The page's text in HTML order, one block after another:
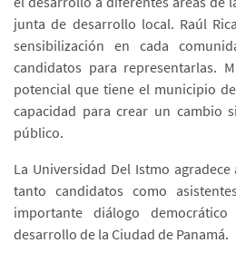
junta de desarrollo local. Raúl
sensibilización en cada
candidatos para representarlas.
potencial que tiene el municipio
capacidad para crear un cambio
público.
La Universidad Del Istmo
tanto candidatos como
importante diálogo
desarrollo de la Ciudad de Panamá.